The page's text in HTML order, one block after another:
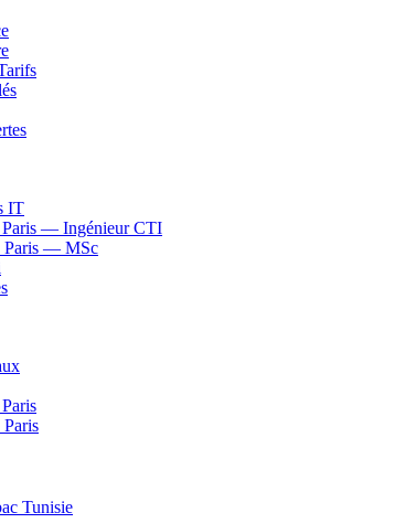
IT
— Ingénieur CTI
— MSc
Tunisie